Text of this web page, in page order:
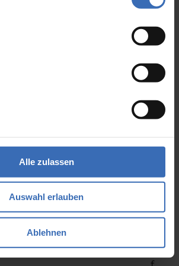
Alle zulassen
Auswahl erlauben
Ablehnen
a
t
r
t
e
p
ü